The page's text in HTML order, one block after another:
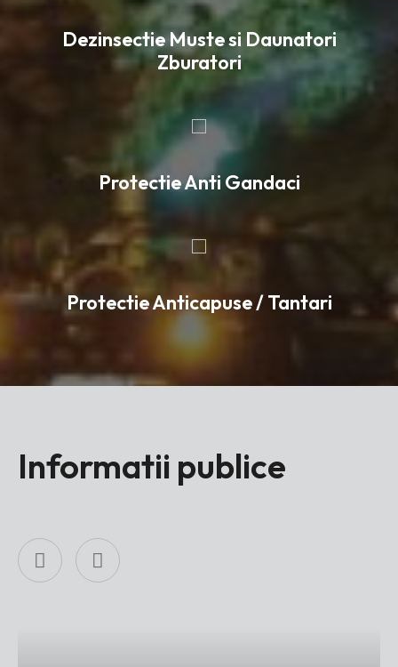
Dezinsectie Muste si Daunatori
Zburatori
Protectie Anti Gandaci
Protectie Anticapuse / Tantari
Informatii publice